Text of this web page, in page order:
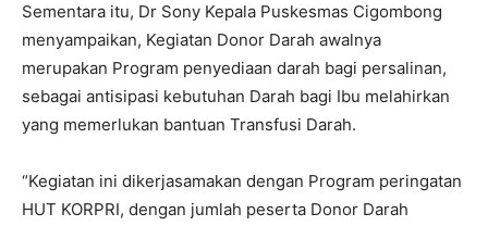
Sementara itu, Dr Sony Kepala Puskesmas Cigombong
menyampaikan, Kegiatan Donor Darah awalnya
merupakan Program penyediaan darah bagi persalinan,
sebagai antisipasi kebutuhan Darah bagi Ibu melahirkan
yang memerlukan bantuan Transfusi Darah.
“Kegiatan ini dikerjasamakan dengan Program peringatan
HUT KORPRI, dengan jumlah peserta Donor Darah